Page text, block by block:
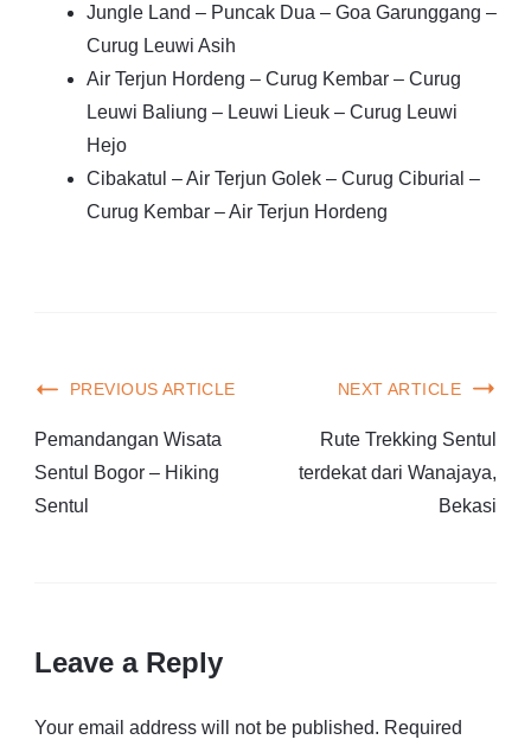
Jungle Land – Puncak Dua – Goa Garunggang –
Curug Leuwi Asih
Air Terjun Hordeng – Curug Kembar – Curug
Leuwi Baliung – Leuwi Lieuk – Curug Leuwi
Hejo
Cibakatul – Air Terjun Golek – Curug Ciburial –
Curug Kembar – Air Terjun Hordeng
PREVIOUS ARTICLE
Pemandangan Wisata
Sentul Bogor – Hiking
Sentul
NEXT ARTICLE
Rute Trekking Sentul
terdekat dari Wanajaya,
Bekasi
Leave a Reply
Your email address will not be published. Required